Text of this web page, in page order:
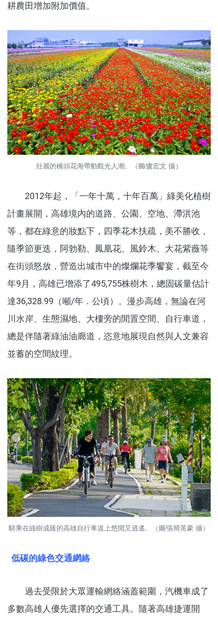
耕農田增加附加價值。
壯麗的橋頭花海帶動觀光人潮。（圖∕盧宏文 攝）
2012年起，「一年十萬，十年百萬」綠美化植樹
計畫展開，高雄境內的道路、公園、空地、滯洪池
等，都在綠意的妝點下，四季花木扶疏，美不勝收，
隨季節更迭，阿勃勒、鳳凰花、風鈴木、大花紫薇等
在街頭怒放，營造出城市中的燦爛花季饗宴，截至今
年9月，高雄已增添了495,755株樹木，總固碳量估計
達36,328.99（噸/年．公頃）。漫步高雄，無論在河
川水岸、生態濕地、大樓旁的閒置空間、自行車道，
總是伴隨著綠油油廊道，恣意地展現自然與人文兼容
並蓄的空間紋理。
騎乘在綠樹成蔭的高雄自行車道上悠閒又逍遙。（圖∕張簡英豪 攝）
低碳的綠色交通網絡
過去受限於大眾運輸網絡涵蓋範圍，汽機車成了
多數高雄人優先選擇的交通工具。隨著高雄捷運開